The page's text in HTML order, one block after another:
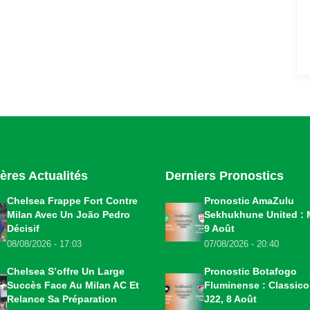
Actualités
Chelsea Frappe Fort Contre
Milan Avec Un João Pedro
Décisif
08/08/2026 - 17:03
Chelsea S’offre Un Large
Succès Face Au Milan AC Et
Relance Sa Préparation
Derniers Pronostics
Pronostic AmaZulu
Sekhukhune United :
9 Août
07/08/2026 - 20:40
Pronostic Botafogo
Fluminense :
J22, 8 Août